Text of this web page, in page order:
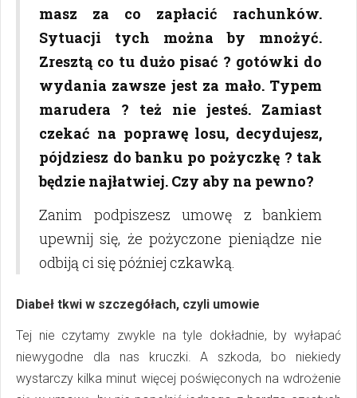
masz za co zapłacić rachunków.
Sytuacji tych można by mnożyć.
Zresztą co tu dużo pisać ? gotówki do
wydania zawsze jest za mało. Typem
marudera ? też nie jesteś. Zamiast
czekać na poprawę losu, decydujesz,
pójdziesz do banku po pożyczkę ? tak
będzie najłatwiej. Czy aby na pewno?
Zanim podpiszesz umowę z bankiem
upewnij się, że pożyczone pieniądze nie
odbiją ci się później czkawką.
Diabeł tkwi w szczegółach, czyli umowie
Tej nie czytamy zwykle na tyle dokładnie, by wyłapać
niewygodne dla nas kruczki. A szkoda, bo niekiedy
wystarczy kilka minut więcej poświęconych na wdrożenie